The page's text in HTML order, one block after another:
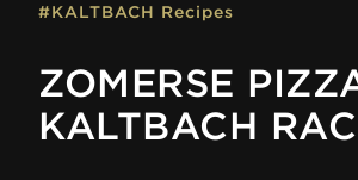
#KALTBACH Recipes
ZOMERSE
KALTBACH